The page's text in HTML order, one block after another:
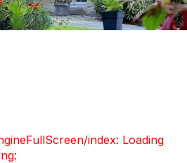
index: Loading